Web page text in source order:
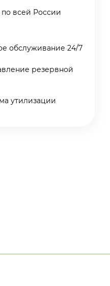
по всей России
обслуживание 24/7
резервной
утилизации